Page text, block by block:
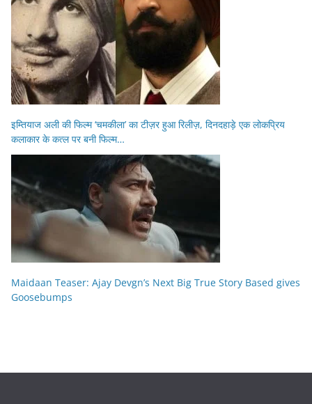
इम्तियाज अली की फिल्म ‘चमकीला’ का टीज़र हुआ रिलीज़, दिनदहाड़े एक लोकप्रिय
कलाकार के कत्ल पर बनी फिल्म…
Maidaan Teaser: Ajay Devgn’s Next Big True Story Based gives
Goosebumps